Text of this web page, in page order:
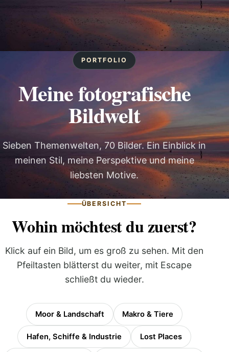
PORTFOLIO
Meine fotografische
Bildwelt
Sieben Themenwelten, 70 Bilder. Ein Einblick in
meinen Stil, meine Perspektive und meine
liebsten Motive.
ÜBERSICHT
Wohin möchtest du zuerst?
Klick auf ein Bild, um es groß zu sehen. Mit den
Pfeiltasten blätterst du weiter, mit Escape
schließt du wieder.
Moor & Landschaft Makro & Tiere
Hafen, Schiffe & Industrie Lost Places